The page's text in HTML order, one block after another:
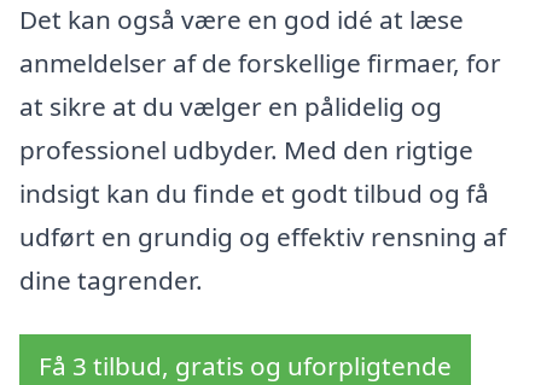
Det kan også være en god idé at læse
anmeldelser af de forskellige firmaer, for
at sikre at du vælger en pålidelig og
professionel udbyder. Med den rigtige
indsigt kan du finde et godt tilbud og få
udført en grundig og effektiv rensning af
dine tagrender.
Få 3 tilbud, gratis og uforpligtende